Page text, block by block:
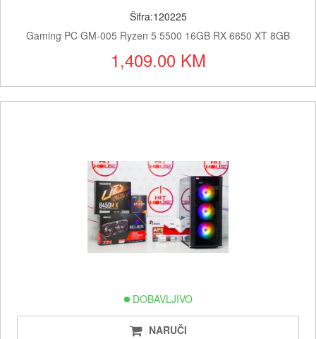
Šifra:120225
Gaming PC GM-005 Ryzen 5 5500 16GB RX 6650 XT 8GB
1,409.00 KM
DOBAVLJIVO
NARUČI